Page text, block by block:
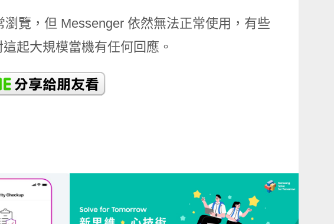
覽，但 Messenger 依然無法正常使用，有些
起大規模當機有任何回應。